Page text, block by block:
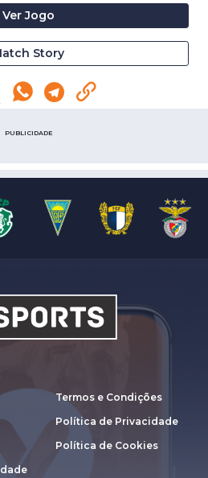
Ver Jogo
Story
PUBLICIDADE
Termos e Condições
Política de Privacidade
Política de Cookies